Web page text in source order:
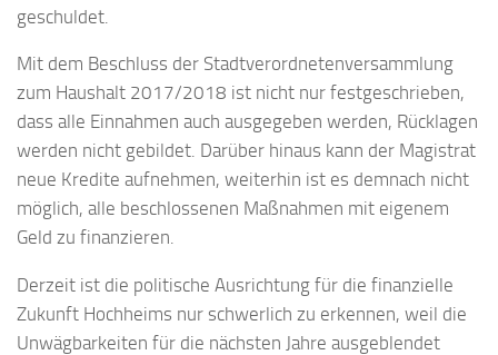
geschuldet.
Mit dem Beschluss der Stadtverordnetenversammlung
zum Haushalt 2017/2018 ist nicht nur festgeschrieben,
dass alle Einnahmen auch ausgegeben werden, Rücklagen
werden nicht gebildet. Darüber hinaus kann der Magistrat
neue Kredite aufnehmen, weiterhin ist es demnach nicht
möglich, alle beschlossenen Maßnahmen mit eigenem
Geld zu finanzieren.
Derzeit ist die politische Ausrichtung für die finanzielle
Zukunft Hochheims nur schwerlich zu erkennen, weil die
Unwägbarkeiten für die nächsten Jahre ausgeblendet